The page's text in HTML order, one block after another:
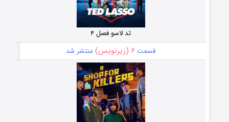
تد لاسو فصل ۴
قسمت ۶ (زیرنویس) منتشر شد